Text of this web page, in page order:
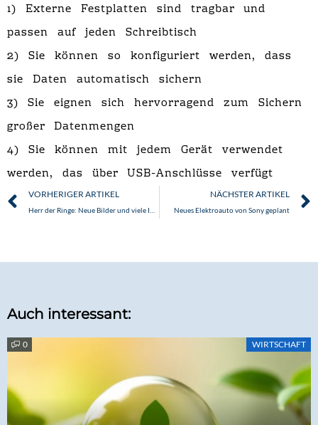
1) Externe Festplatten sind tragbar und
passen auf jeden Schreibtisch
2) Sie können so konfiguriert werden, dass
sie Daten automatisch sichern
3) Sie eignen sich hervorragend zum Sichern
großer Datenmengen
4) Sie können mit jedem Gerät verwendet
werden, das über USB-Anschlüsse verfügt
Zurück
VORHERIGER ARTIKEL NÄCHSTER ARTIKEL
Neues Elektroauto von Sony geplant
Auch interessant:
0 WIRTSCHAFT